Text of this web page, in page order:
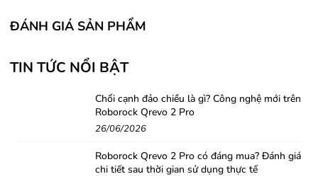
Bạn sẽ có cảm giác luôn luôn có người canh gác tại nhà. Với tính
ngay lập tức cảnh báo bạn trên thiết bị di động của bạn bằng hình
tức thì phải được kích hoạt bằng tay).
ĐÁNH GIÁ SẢN PHẨM
TIN TỨC NỔI BẬT
Chổi cạnh đảo chiều là gì? Công nghệ mới trên
Roborock Qrevo 2 Pro
26/06/2026
Roborock Qrevo 2 Pro có đáng mua? Đánh giá
chi tiết sau thời gian sử dụng thực tế